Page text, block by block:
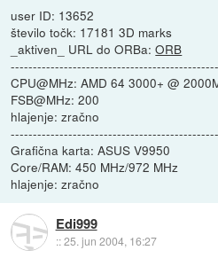
user ID: 13652
število točk: 17181 3D marks
_aktiven_ URL do ORBa:ORB
CPU@MHz: AMD 64 3000+ @
FSB@MHz: 200
hlajenje: zračno
Grafična karta: ASUS V9950
Core/RAM: 450 MHz/972 MHz
hlajenje: zračno
Edi999
::25. jun 2004, 16:27